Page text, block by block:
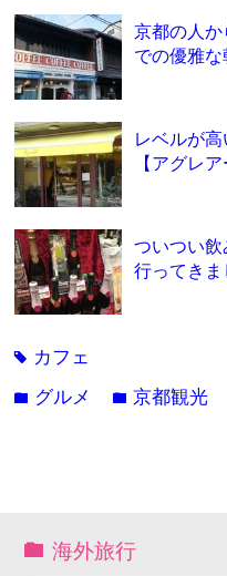
京都の人
での優雅な
レベルが
【アグレ
ついつい
行ってきま
tag カフェ
folder グルメ folder京都観光
海外旅行